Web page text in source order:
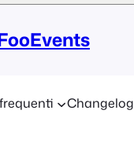
Changelog